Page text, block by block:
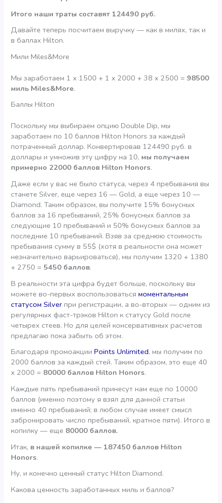
Итого наши траты составят 124490 руб.
Давайте теперь посчитаем выручку — как в милях, так и
в баллах Hilton.
Мили Miles&More
Мы заработаем 1 х 1500 + 1 х 2000 + 38 х 2500 =98500
миль Miles&More.
Баллы Hilton
Поскольку мы выбираем опцию Double Dip, мы
заработаем по 10 баллов Hilton Honors за каждый
потраченный доллар. Конвертировав 124490 руб. в
доллары и умножив эту цифру на 10, мы получаем
примерно 22000 баллов Hilton Honors.
Даже если у вас не было статуса, через 4 пребывания вы
станете Silver, еще через 16 — Gold, а еще через 10 —
Diamond. Таким образом, вы получите 15% бонусных
баллов за 16 пребываний, 25% бонусных баллов за
следующие 10 пребываний и 50% бонусных баллов за
последние 10 пребываний. Взяв за среднюю стоимость
пребывания сумму в 55$ (хотя в реальности она может
незначительно варьироваться), мы получим 1320 + 1380
+ 2750 = 5450 баллов.
В реальности эта цифра будет больше, поскольку вы
можете во-первых воспользоватьсямоментальным
статусом Silver при регистрации, а во-вторых — одним из
регулярных фаст-трэков Hilton к статусу Gold после
четырех стеев. Но для целей консервативных расчетов
предлагаю пока забыть об этом.
Благодаря промоакцииPoints Unlimited, мы получим по
2000 баллов за каждый стей. Таким образом, это еще 40
х 2000 = 80000 баллов Hilton Honors.
Каждые пять пребываний принесут нам еще по 10000
баллов (именно поэтому я взял для данной статьи
именно 40 пребываний; в любом случае имеет смысл
забронировать число пребываний, кратное пяти). Итого в
копилку — еще 80000 баллов.
Итак, в нашей копилке — 187450 баллов Hilton
Honors.
Ну, и конечно ценный статус Hilton Diamond.
Какова ценность заработанных миль и баллов?